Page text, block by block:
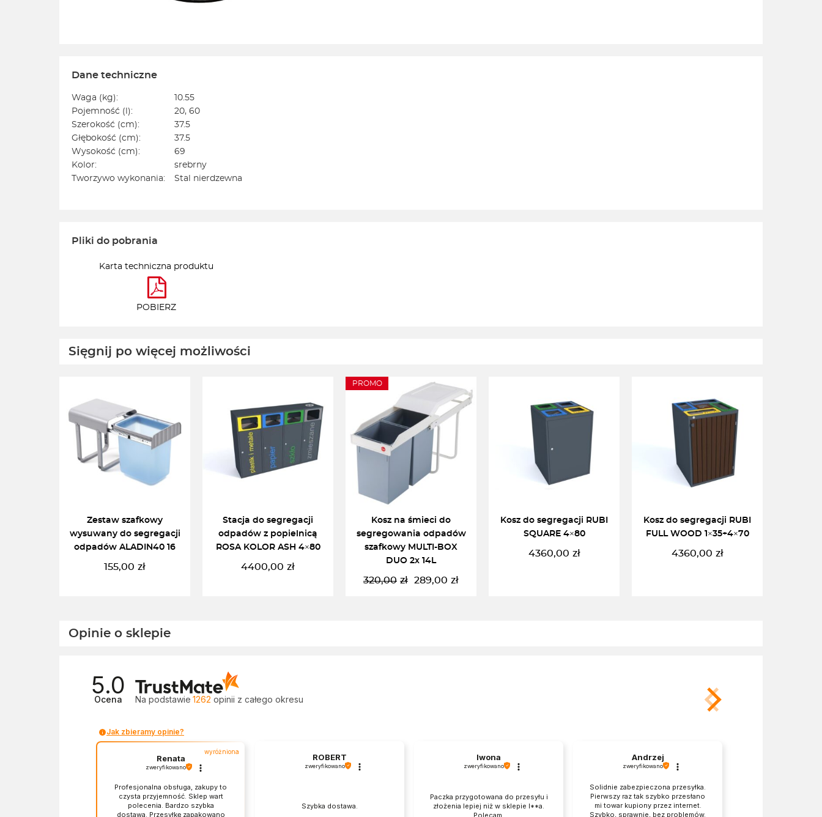
Dane techniczne
Waga (kg):
10.55
Pojemność (l):
20, 60
Szerokość (cm):
37.5
Głębokość (cm):
37.5
Wysokość (cm):
69
Kolor:
srebrny
Tworzywo wykonania:
Stal nierdzewna
Pliki do pobrania
Karta techniczna produktu
POBIERZ
Sięgnij po więcej możliwości
Zestaw szafkowy
wysuwany do segregacji
odpadów ALADIN40 16
155,00 zł
Stacja do segregacji
odpadów z popielnicą
ROSA KOLOR ASH 4×80
4400,00 zł
PROMO
Kosz na śmieci do
segregowania odpadów
szafkowy MULTI-BOX
DUO 2x 14L
320,00 zł
Pierwotna
289,00 zł
Aktualna
Kosz do segregacji RUBI
SQUARE 4×80
4360,00 zł
Kosz do segregacji RUBI
FULL WOOD 1×35+4×70
4360,00 zł
Opinie o sklepie
5.0
Ocena Na podstawie 1262 opinii z całego okresu
Jak zbieramy opinie?
wyróżniona
Renata
zweryfikowano
Profesjonalna obsługa, zakupy to
czysta przyjemność. Sklep wart
polecenia. Bardzo szybka
dostawa. Przesyłkę zapakowano
ROBERT
zweryfikowano
Szybka dostawa.
Iwona
zweryfikowano
Paczka przygotowana do przesyłu i
złożenia lepiej niż w sklepie I**a.
Polecam.
Andrzej
zweryfikowano
Solidnie zabezpieczona przesyłka.
Pierwszy raz tak szybko przesłano
mi towar kupiony przez internet.
Szybko, sprawnie, bez problemów.